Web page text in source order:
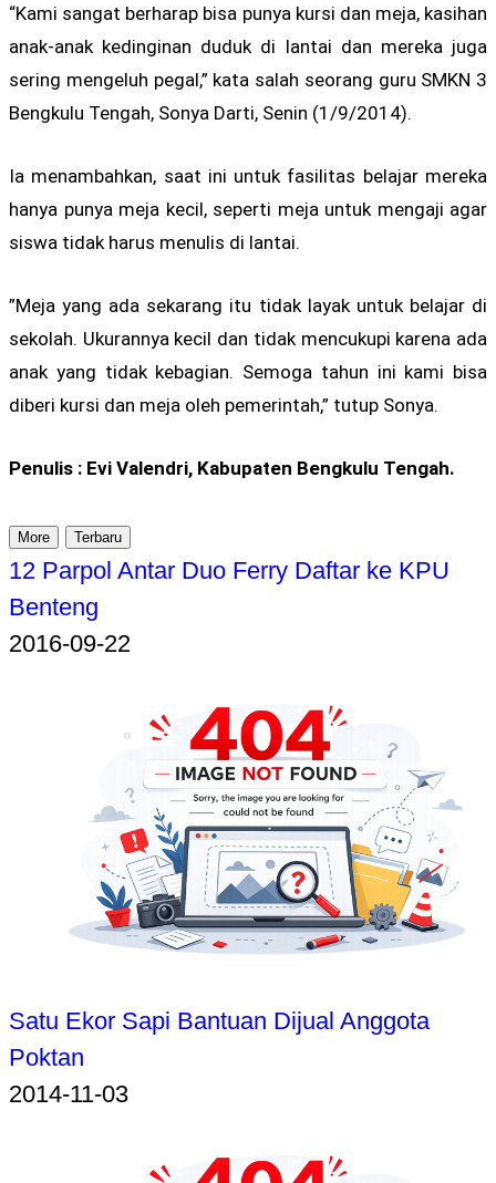
“Kami sangat berharap bisa punya kursi dan meja, kasihan
anak-anak kedinginan duduk di lantai dan mereka juga
sering mengeluh pegal,” kata salah seorang guru SMKN 3
Bengkulu Tengah, Sonya Darti, Senin (1/9/2014).
Ia menambahkan, saat ini untuk fasilitas belajar mereka
hanya punya meja kecil, seperti meja untuk mengaji agar
siswa tidak harus menulis di lantai.
”Meja yang ada sekarang itu tidak layak untuk belajar di
sekolah. Ukurannya kecil dan tidak mencukupi karena ada
anak yang tidak kebagian. Semoga tahun ini kami bisa
diberi kursi dan meja oleh pemerintah,” tutup Sonya.
Penulis : Evi Valendri, Kabupaten Bengkulu Tengah.
More Terbaru
12 Parpol Antar Duo Ferry Daftar ke KPU
Benteng
2016-09-22
Satu Ekor Sapi Bantuan Dijual Anggota
Poktan
2014-11-03